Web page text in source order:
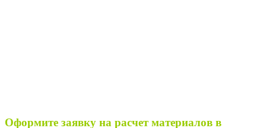
Оформите заявку на расчет материалов в